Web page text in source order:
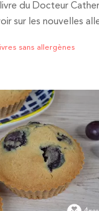
du Docteur
sur les nouvelles
sans allergènes